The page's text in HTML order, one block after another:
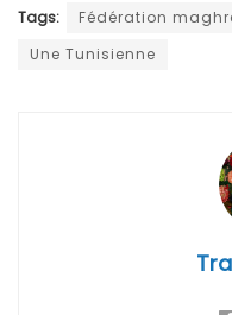
Tags:
Fédération
Une Tunisienne